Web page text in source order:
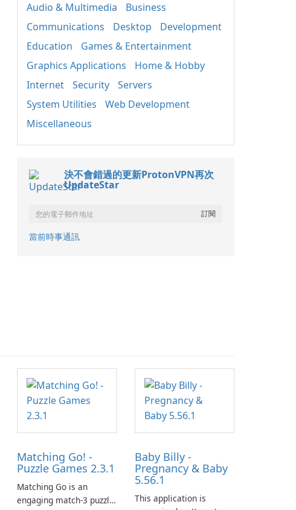
Audio & Multimedia
Business
Communications
Desktop
Development
Education
Games & Entertainment
Graphics Applications
Home & Hobby
Internet
Security
Servers
System Utilities
Web Development
Miscellaneous
決不會錯過的更新ProtonVPN再次
UpdateStar
當前時事通訊
Matching Go! -
Puzzle Games 2.3.1
Matching Go is an
engaging match-3 puzzle
Baby Billy -
Pregnancy & Baby
5.56.1
This application is